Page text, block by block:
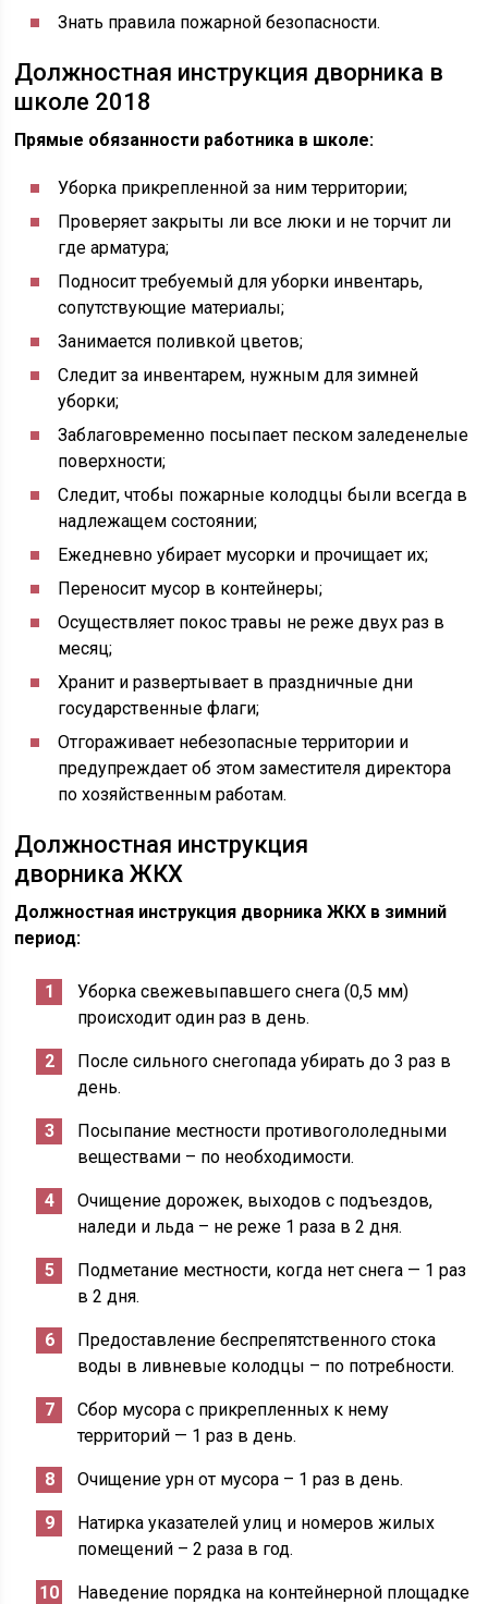
Знать правила пожарной безопасности.
Должностная инструкция дворника в
школе 2018
Прямые обязанности работника в школе:
Уборка прикрепленной за ним территории;
Проверяет закрыты ли все люки и не торчит ли
где арматура;
Подносит требуемый для уборки инвентарь,
сопутствующие материалы;
Занимается поливкой цветов;
Следит за инвентарем, нужным для зимней
уборки;
Заблаговременно посыпает песком заледенелые
поверхности;
Следит, чтобы пожарные колодцы были всегда в
надлежащем состоянии;
Ежедневно убирает мусорки и прочищает их;
Переносит мусор в контейнеры;
Осуществляет покос травы не реже двух раз в
месяц;
Хранит и развертывает в праздничные дни
государственные флаги;
Отгораживает небезопасные территории и
предупреждает об этом заместителя директора
по хозяйственным работам.
Должностная инструкция
дворника ЖКХ
Должностная инструкция дворника ЖКХ в зимний
период:
Уборка свежевыпавшего снега (0,5 мм)
происходит один раз в день.
После сильного снегопада убирать до 3 раз в
день.
Посыпание местности противогололедными
веществами – по необходимости.
Очищение дорожек, выходов с подъездов,
наледи и льда – не реже 1 раза в 2 дня.
Подметание местности, когда нет снега — 1 раз
в 2 дня.
Предоставление беспрепятственного стока
воды в ливневые колодцы – по потребности.
Сбор мусора с прикрепленных к нему
территорий — 1 раз в день.
Очищение урн от мусора – 1 раз в день.
Натирка указателей улиц и номеров жилых
помещений – 2 раза в год.
Наведение порядка на контейнерной площадке